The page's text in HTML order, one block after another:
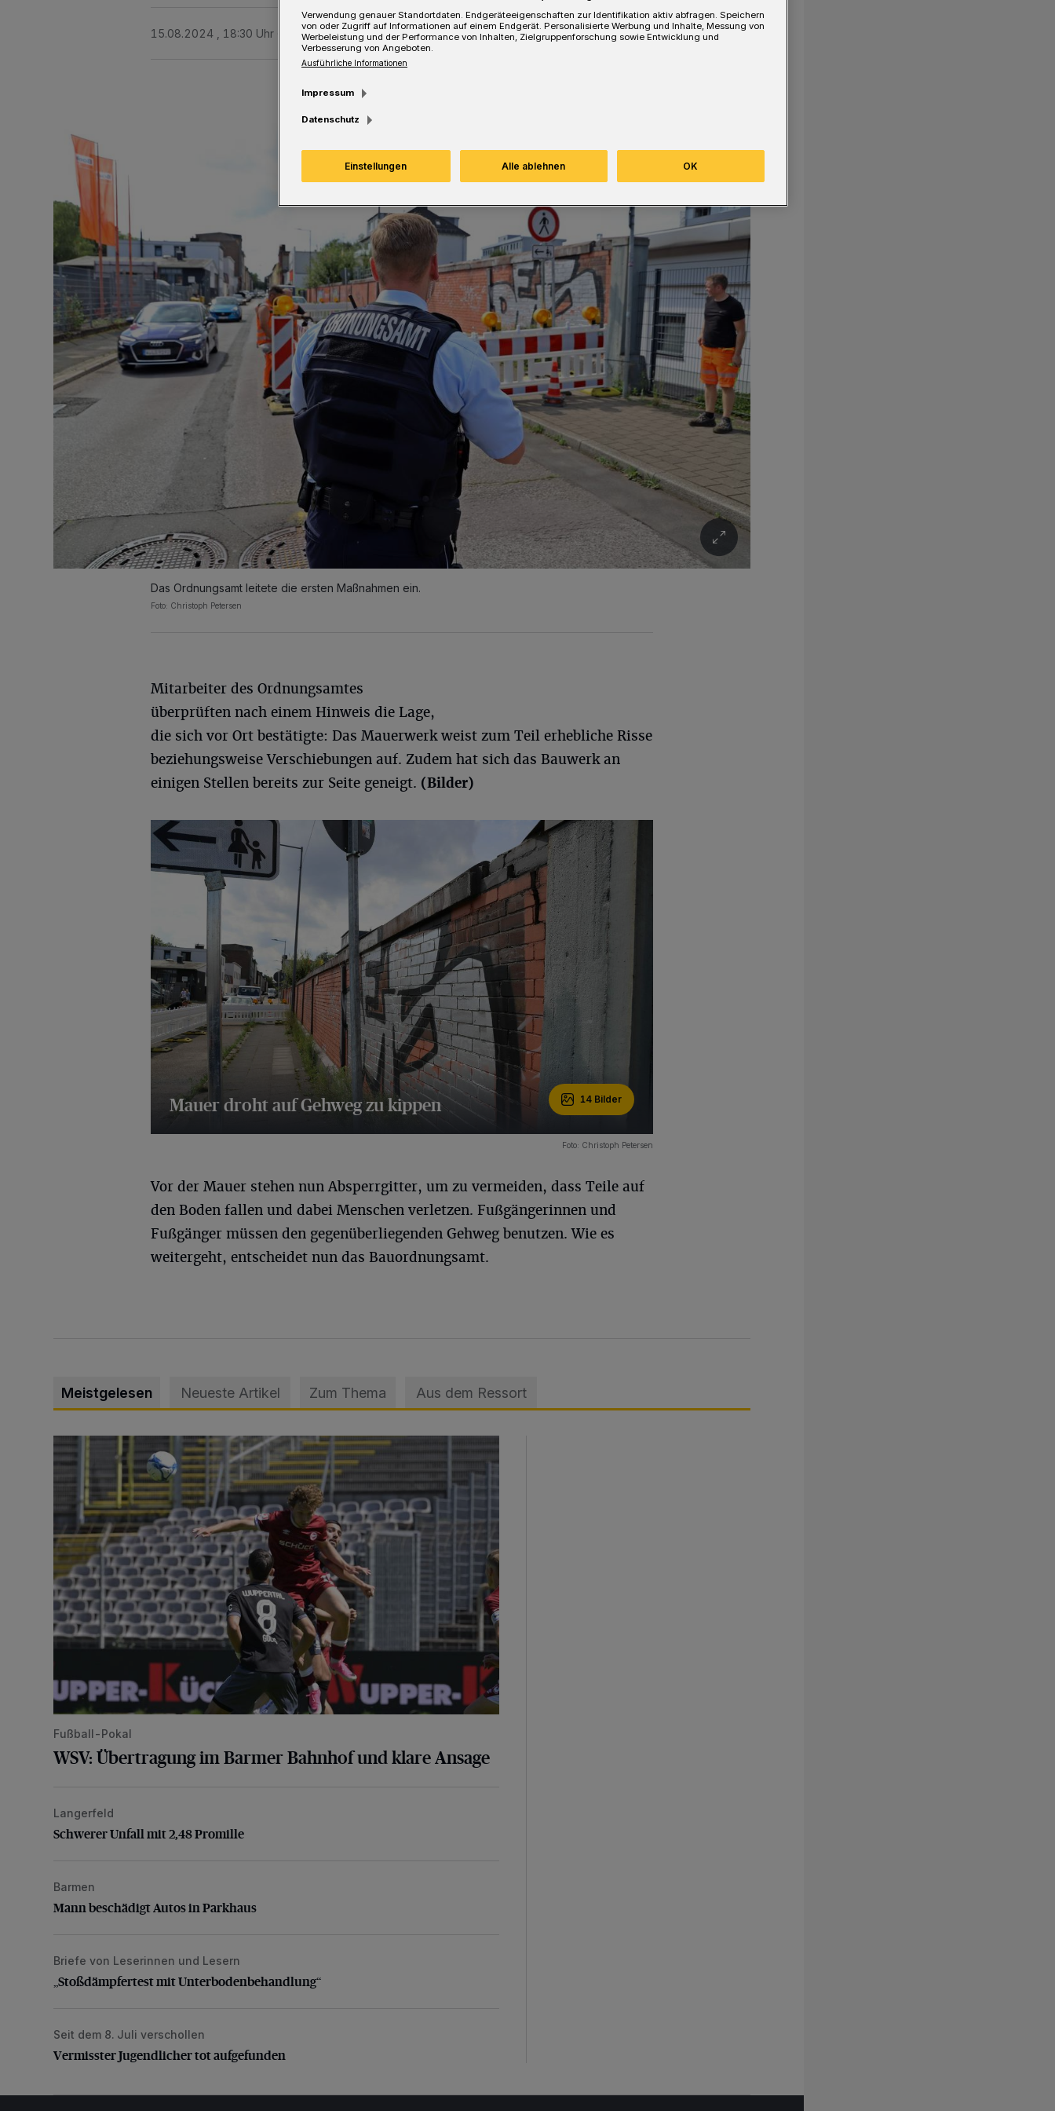
15.08.2024 , 18:30 Uhr Eine Minute Lesezeit
Das Ordnungsamt leitete die ersten Maßnahmen ein.
Foto: Christoph Petersen
Mitarbeiter des Ordnungsamtes
überprüften nach einem Hinweis die Lage,
die sich vor Ort bestätigte: Das Mauerwerk weist zum Teil erhebliche Risse
beziehungsweise Verschiebungen auf. Zudem hat sich das Bauwerk an
einigen Stellen bereits zur Seite geneigt. (Bilder)
Mauer droht auf Gehweg zu kippen 14 Bilder
Foto: Christoph Petersen
Vor der Mauer stehen nun Absperrgitter, um zu vermeiden, dass Teile auf
den Boden fallen und dabei Menschen verletzen. Fußgängerinnen und
Fußgänger müssen den gegenüberliegenden Gehweg benutzen. Wie es
weitergeht, entscheidet nun das Bauordnungsamt.
Meistgelesen Neueste Artikel Zum Thema Aus dem Ressort
WSV: Übertragung im Barmer Bahnhof und klare Ansage
Fußball-Pokal
WSV: Übertragung im Barmer Bahnhof und klare Ansage
Schwerer Unfall mit 2,48 Promille
Langerfeld
Schwerer Unfall mit 2,48 Promille
Mann beschädigt Autos in Parkhaus
Barmen
Mann beschädigt Autos in Parkhaus
„Stoßdämpfertest mit Unterbodenbehandlung“
Briefe von Leserinnen und Lesern
„Stoßdämpfertest mit Unterbodenbehandlung“
Vermisster Jugendlicher tot aufgefunden
Seit dem 8. Juli verschollen
Vermisster Jugendlicher tot aufgefunden
Verwendung genauer Standortdaten. Endgeräteeigenschaften zur Identifikation aktiv abfragen. Speichern
von oder Zugriff auf Informationen auf einem Endgerät. Personalisierte Werbung und Inhalte, Messung von
Werbeleistung und der Performance von Inhalten, Zielgruppenforschung sowie Entwicklung und
Verbesserung von Angeboten.
Ausführliche Informationen
Impressum
Datenschutz
Einstellungen Alle ablehnen OK